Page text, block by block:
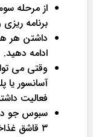
از مرحله
برنامه
داشتن هر
ادامه دهید.
وقتی می
آسانسور یا
فعالیت
سبوس جو
۳ قاشق غذاخوری (۱۷.۵ گرم) هر روز.